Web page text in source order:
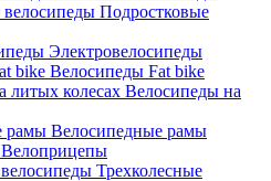
Подростковые
Электровелосипеды
Велосипеды Fat bike
Велосипеды на
Велосипедные рамы
Велоприцепы
Трехколесные